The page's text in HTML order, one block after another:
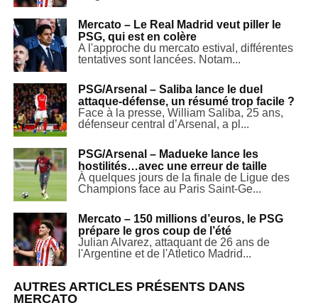
Mercato – Le Real Madrid veut piller le
PSG, qui est en colère
A l'approche du mercato estival, différentes
tentatives sont lancées. Notam...
PSG/Arsenal – Saliba lance le duel
attaque-défense, un résumé trop facile ?
Face à la presse, William Saliba, 25 ans,
défenseur central d’Arsenal, a pl...
PSG/Arsenal – Madueke lance les
hostilités…avec une erreur de taille
À quelques jours de la finale de Ligue des
Champions face au Paris Saint-Ge...
Mercato – 150 millions d’euros, le PSG
prépare le gros coup de l’été
Julian Alvarez, attaquant de 26 ans de
l'Argentine et de l'Atletico Madrid...
AUTRES ARTICLES PRÉSENTS DANS
MERCATO